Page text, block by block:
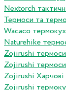
Nextorch
Термоси та
Wacaco
Naturehike
Zojirushi термоси
Zojirushi
Zojirushi Харчові
Zojirushi